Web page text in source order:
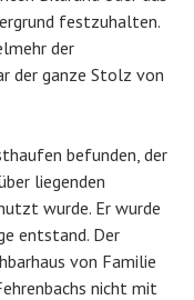
festzuhalten.
der
der ganze Stolz von
befunden, der
liegenden
wurde. Er wurde
entstand. Der
von Familie
nicht mit